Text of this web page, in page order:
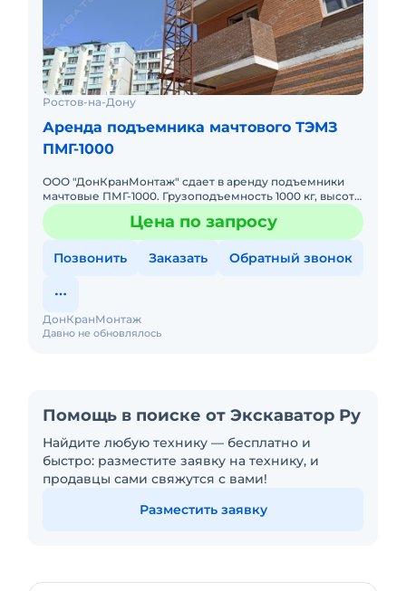
Ростов-на-Дону
Аренда подъемника мачтового ТЭМЗ
ПМГ-1000
ООО "ДонКранМонтаж" сдает в аренду подъемники
мачтовые ПМГ-1000. Грузоподъемность 1000 кг, высота
80 м. Без оператора. Сейчас свободны. Техника с
малой наработкЦена по запросу
Позвонить Заказать Обратный звонок
Давно не обновлялось
ДонКранМонтаж
Помощь в поиске от Экскаватор Ру
Найдите любую технику — бесплатно и
быстро: разместите заявку на технику, и
продавцы сами свяжутся с вами!
Разместить заявку